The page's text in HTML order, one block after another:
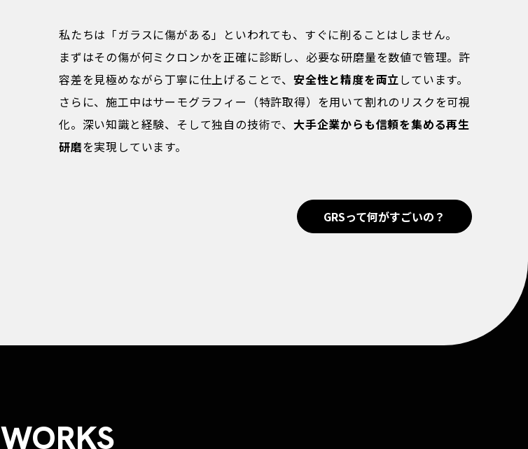
私たちは「ガラスに傷がある」といわれても、すぐに削ることはしません。
まずはその傷が何ミクロンかを正確に診断し、必要な研磨量を数値で管理。許
容差を見極めながら丁寧に仕上げることで、 安全性と精度を両立しています。
さらに、施工中はサーモグラフィー（特許取得）を用いて割れのリスクを可視
化。深い知識と経験、そして独自の技術で、 大手企業からも信頼を集める再生
研磨を実現しています。
GRSって何がすごいの？
WORKS